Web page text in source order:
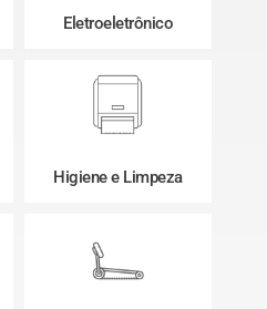
Eletroeletrônico
Higiene e Limpeza